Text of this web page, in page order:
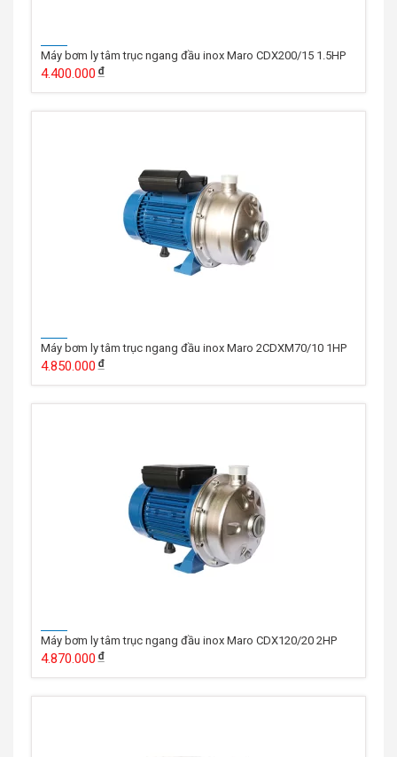
Máy bơm ly tâm trục ngang đầu inox Maro CDX200/15 1.5HP
4.400.000
Máy bơm ly tâm trục ngang đầu inox Maro 2CDXM70/10 1HP
4.850.000
Máy bơm ly tâm trục ngang đầu inox Maro CDX120/20 2HP
4.870.000